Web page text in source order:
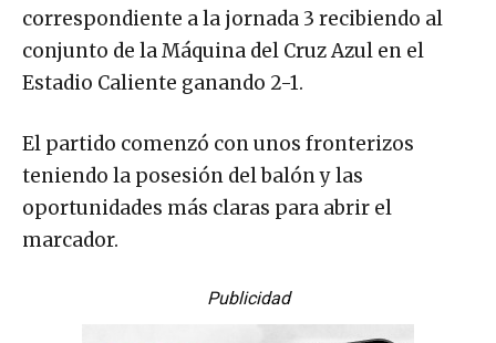
correspondiente a la jornada 3 recibiendo al
conjunto de la Máquina del Cruz Azul en el
Estadio Caliente ganando 2-1.
El partido comenzó con unos fronterizos
teniendo la posesión del balón y las
oportunidades más claras para abrir el
marcador.
Publicidad